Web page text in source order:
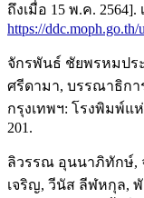
ถึงเมื่อ 15 พ.ค. 2564].
https://
จักรพันธ์ ชัยพรหมปร
ศรีดามา, บรรณาธิกา
กรุงเทพฯ: โรงพิมพ์แ
201.
ลิวรรณ อุนนาภิทักษ์,
เจริญ, วีนัส ลีฬหกุล,